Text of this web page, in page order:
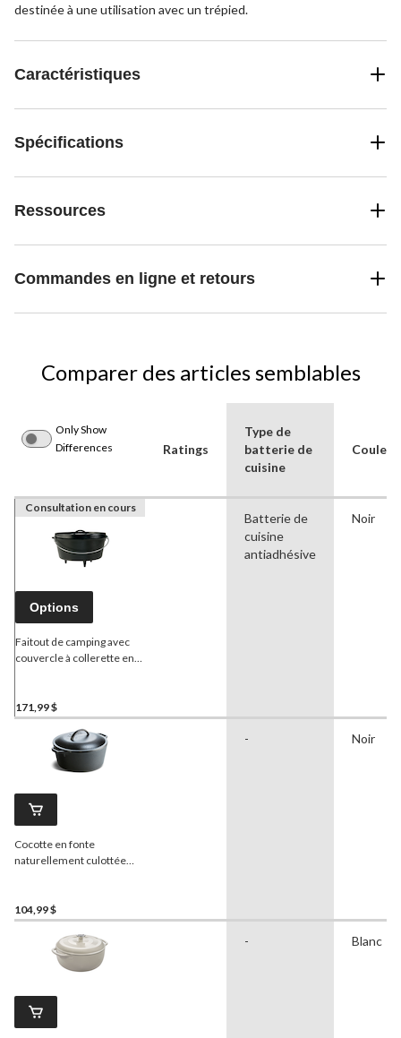
destinée à une utilisation avec un trépied.
Caractéristiques
Spécifications
Ressources
Commandes en ligne et retours
Comparer des articles semblables
Only Show
Differences
Ratings
Type de
batterie de
cuisine
Couleur
Consultation en cours
Options
Faitout de camping avec
couvercle à collerette en
171,99 $
Batterie de
cuisine
antiadhésive
Noir
Cocotte en fonte
naturellement culottée
104,99 $
- Noir
- Blanc